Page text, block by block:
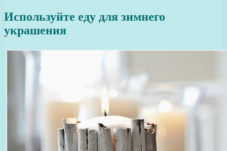
Используйте еду для зимнего
украшения